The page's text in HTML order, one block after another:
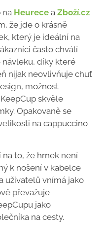
na Heurece a Zboží.cz
že jde o krásně
který je ideální na
často chválí
návleku, díky které
nijak neovlivňuje chuť
možnost
skvěle
Opakovaně se
na cappuccino
to, že hrnek není
k nošení v kabelce
uživatelů vnímá jako
převažuje
jako
na cesty.